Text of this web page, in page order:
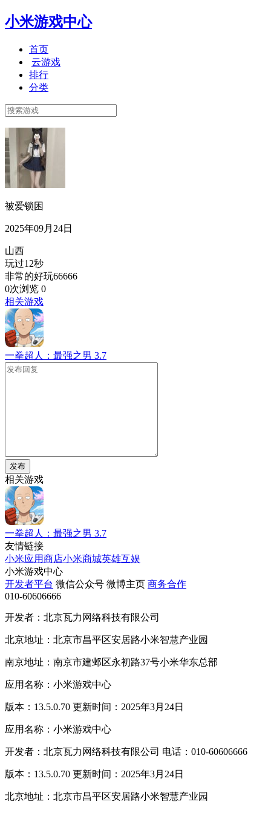
小米游戏中心
首页
云游戏
排行
分类
被爱锁困
2025年09月24日
山西
玩过12秒
非常的好玩66666
0次浏览 0
相关游戏
一拳超人：最强之男 3.7
发布
相关游戏
一拳超人：最强之男 3.7
友情链接
小米应用商店小米商城英雄互娱
小米游戏中心
开发者平台 微信公众号 微博主页 商务合作
010-60606666
开发者：北京瓦力网络科技有限公司
北京地址：北京市昌平区安居路小米智慧产业园
南京地址：南京市建邺区永初路37号小米华东总部
应用名称：小米游戏中心
版本：13.5.0.70 更新时间：2025年3月24日
应用名称：小米游戏中心
开发者：北京瓦力网络科技有限公司 电话：010-60606666
版本：13.5.0.70 更新时间：2025年3月24日
北京地址：北京市昌平区安居路小米智慧产业园